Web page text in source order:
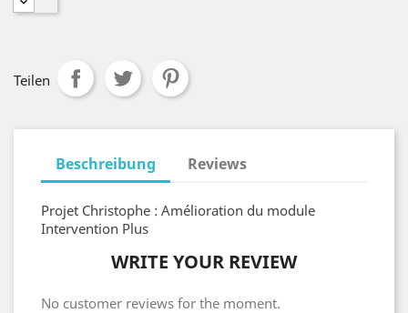
Teilen
Beschreibung Reviews
Projet Christophe : Amélioration du module
Intervention Plus
WRITE YOUR REVIEW
No customer reviews for the moment.